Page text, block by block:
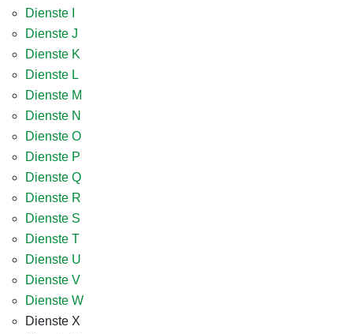
Dienste I
Dienste J
Dienste K
Dienste L
Dienste M
Dienste N
Dienste O
Dienste P
Dienste Q
Dienste R
Dienste S
Dienste T
Dienste U
Dienste V
Dienste W
Dienste X